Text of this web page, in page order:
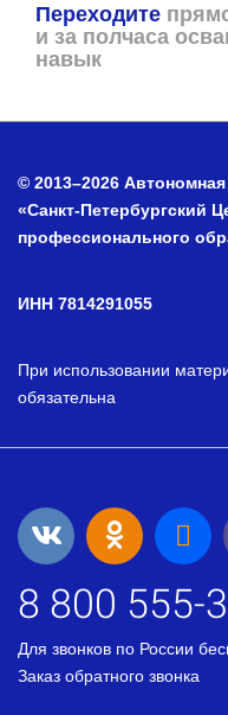
Переходите
и за полчаса
навык
© 2013–2026
«Санкт-Петербургский
профессионального
ИНН 7814291055
При использовании
обязательна
8 800 555-
Для звонков по России
Заказ обратного звонка